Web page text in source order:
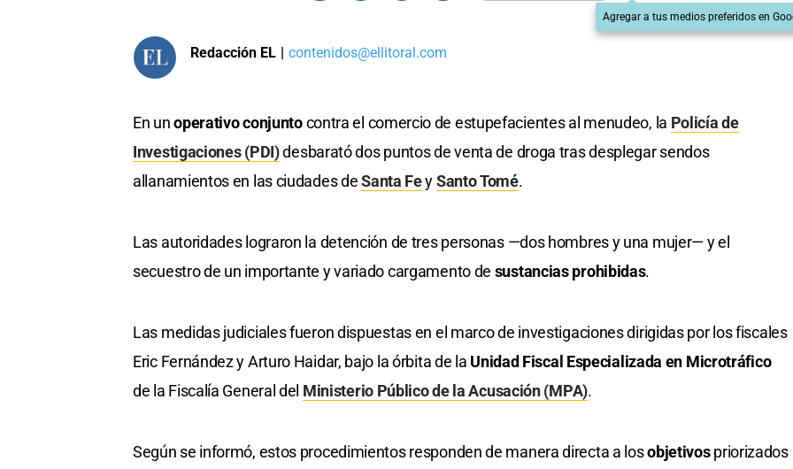
Agregar a tus medios preferidos en
Redacción EL | contenidos@ellitoral.com
En unoperativo conjuntocontra el comercio de estupefacientes al menudeo, la Policía de
Investigaciones (PDI)desbarató dos puntos de venta de droga tras desplegar sendos
allanamientos en las ciudades deSanta FeySanto Tomé.
Las autoridades lograron la detención de tres personas —dos hombres y una mujer— y el
secuestro de un importante y variado cargamento de sustancias prohibidas.
Las medidas judiciales fueron dispuestas en el marco de investigaciones dirigidas por los fiscales
Eric Fernández y Arturo Haidar, bajo la órbita de la Unidad Fiscal Especializada en Microtráfico
de la Fiscalía General del Ministerio Público de la Acusación (MPA).
Según se informó, estos procedimientos responden de manera directa a losobjetivospriorizados